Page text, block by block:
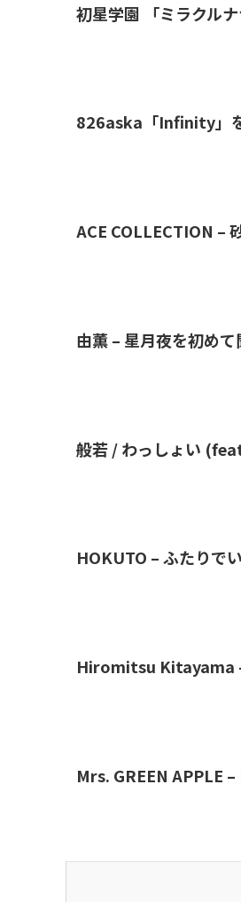
初星学園 「ミラクル
826aska「Infinity」
ACE COLLECTION –
由薫 – 星月夜を初め
般若 / わっしょい
HOKUTO – ふたりで
Hiromitsu Kitayama
Mrs. GREEN APPLE